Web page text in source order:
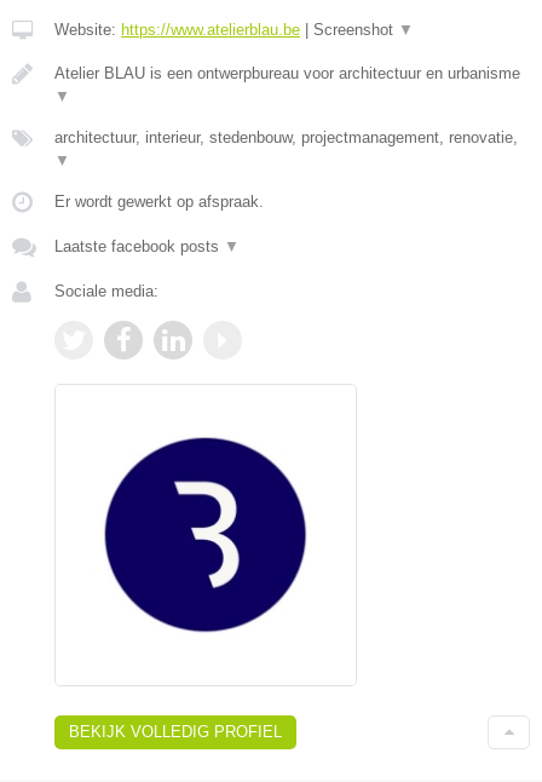
Website: https://www.atelierblau.be | Screenshot ▼
Atelier BLAU is een ontwerpbureau voor architectuur en urbanisme
▼
architectuur, interieur, stedenbouw, projectmanagement, renovatie,
▼
Er wordt gewerkt op afspraak.
Laatste facebook posts ▼
Sociale media:
BEKIJK VOLLEDIG PROFIEL